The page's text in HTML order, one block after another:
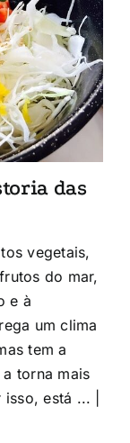
das
vegetais,
do mar,
e à
um clima
tem a
torna mais
está ... |